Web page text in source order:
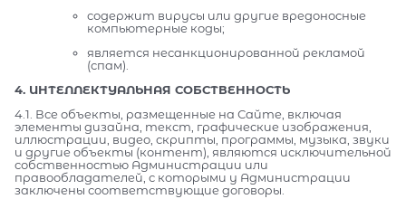
содержит вирусы или другие вредоносные
компьютерные коды;
является несанкционированной рекламой
(спам).
4. ИНТЕЛЛЕКТУАЛЬНАЯ СОБСТВЕННОСТЬ
4.1. Все объекты, размещенные на Сайте, включая
элементы дизайна, текст, графические изображения,
иллюстрации, видео, скрипты, программы, музыка, звуки
и другие объекты (контент), являются исключительной
собственностью Администрации или
правообладателей, с которыми у Администрации
заключены соответствующие договоры.